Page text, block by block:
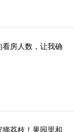
房人数，让我确
荔枝！果园里和